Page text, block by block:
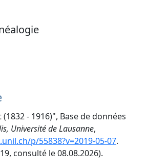
- 1916)", Base de données
Université de Lausanne,
p/55838?v=2019-05-07.
consulté le 08.08.2026).